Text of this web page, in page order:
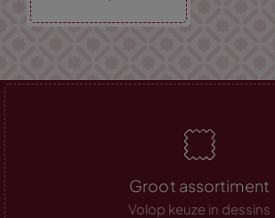
Groot assortiment
Volop keuze in dessins